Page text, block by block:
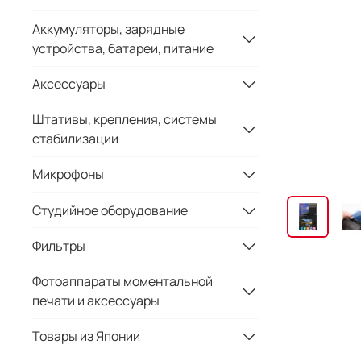
Аккумуляторы, зарядные
устройства, батареи, питание
Аксессуары
Штативы, крепления, системы
стабилизации
Микрофоны
Студийное оборудование
Фильтры
Фотоаппараты моментальной
печати и аксессуары
Товары из Японии